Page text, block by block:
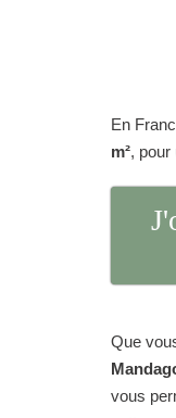
En
m², pour
Que
vous